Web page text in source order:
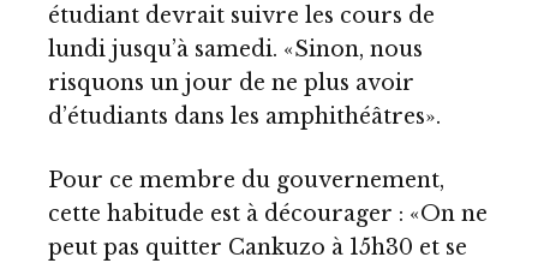
étudiant devrait suivre les cours de
lundi jusqu’à samedi. «Sinon, nous
risquons un jour de ne plus avoir
d’étudiants dans les amphithéâtres».
Pour ce membre du gouvernement,
cette habitude est à décourager : «On ne
peut pas quitter Cankuzo à 15h30 et se